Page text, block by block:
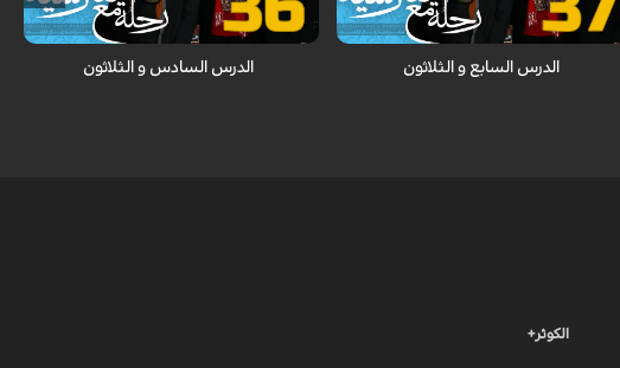
الدرس السابع و الثلاثون الدرس السادس و الثلاثون
الكوثر+